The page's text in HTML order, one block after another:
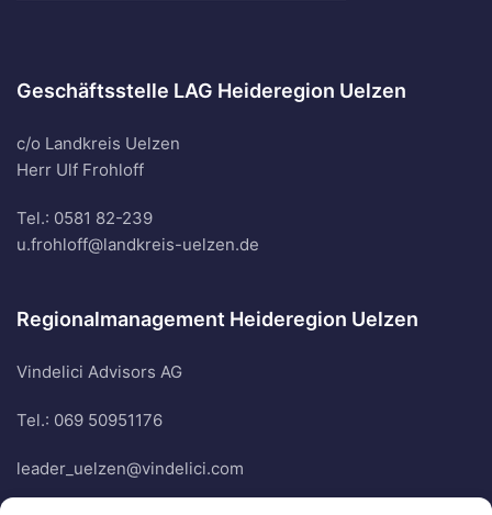
Geschäftsstelle LAG Heideregion Uelzen
c/o Landkreis Uelzen
Herr Ulf Frohloff
Tel.: 0581 82-239
u.frohloff@landkreis-uelzen.de
Regionalmanagement Heideregion Uelzen
Vindelici Advisors AG
Tel.: 069 50951176
leader_uelzen@vindelici.com